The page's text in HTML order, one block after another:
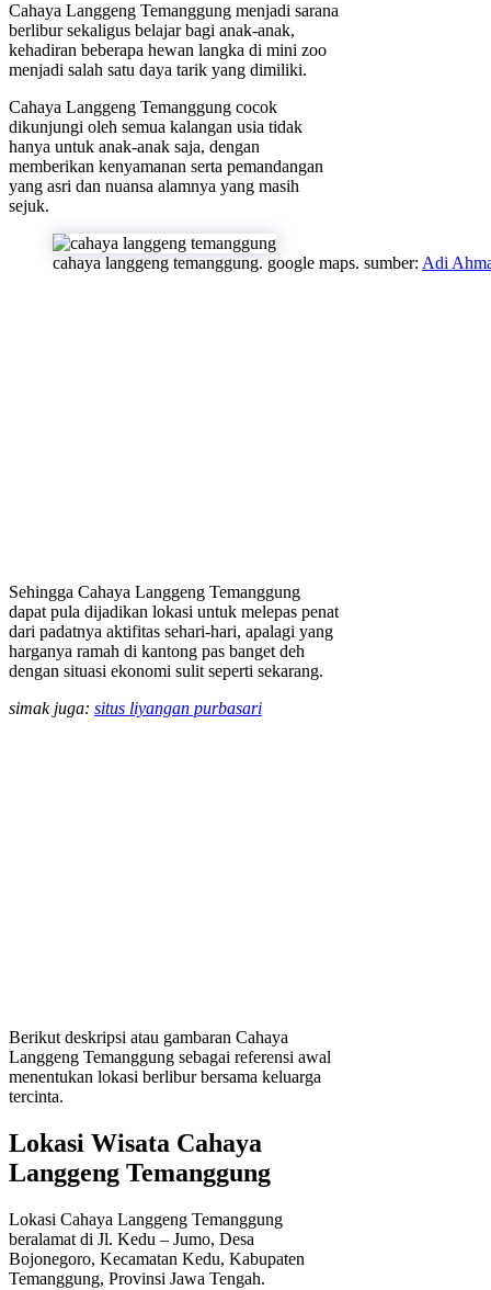
Cahaya Langgeng Temanggung menjadi sarana
berlibur sekaligus belajar bagi anak-anak,
kehadiran beberapa hewan langka di mini zoo
menjadi salah satu daya tarik yang dimiliki.
Cahaya Langgeng Temanggung cocok
dikunjungi oleh semua kalangan usia tidak
hanya untuk anak-anak saja, dengan
memberikan kenyamanan serta pemandangan
yang asri dan nuansa alamnya yang masih
sejuk.
cahaya langgeng temanggung. google maps. sumber: Adi
Sehingga Cahaya Langgeng Temanggung
dapat pula dijadikan lokasi untuk melepas penat
dari padatnya aktifitas sehari-hari, apalagi yang
harganya ramah di kantong pas banget deh
dengan situasi ekonomi sulit seperti sekarang.
simak juga: situs liyangan purbasari
Berikut deskripsi atau gambaran Cahaya
Langgeng Temanggung sebagai referensi awal
menentukan lokasi berlibur bersama keluarga
tercinta.
Lokasi Wisata Cahaya
Langgeng Temanggung
Lokasi Cahaya Langgeng Temanggung
beralamat di Jl. Kedu – Jumo, Desa
Bojonegoro, Kecamatan Kedu, Kabupaten
Temanggung, Provinsi Jawa Tengah.